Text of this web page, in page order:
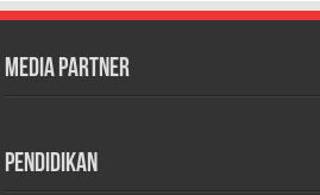
Media Partner
Pendidikan